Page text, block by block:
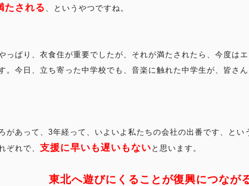
たされる、というやつですね。
っぱり、衣食住が重要でしたが、それが満たされたら、今度は
。今日、立ち寄った中学校でも、音楽に触れた中学生が、皆さ
があって、3年経って、いよいよ私たちの会社の出番です、とい
ぞれで、 支援に早いも遅いもない と思います。
東北へ遊びにくることが復興につなが